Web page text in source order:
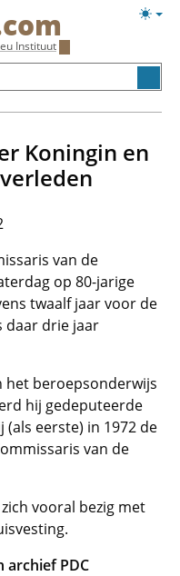
Instituut
Koningin en
van de
op 80-jarige
twaalf jaar voor de
daar drie jaar
het beroepsonderwijs
hij gedeputeerde
eerste) in 1972 de
van de
vooral bezig met
archief PDC